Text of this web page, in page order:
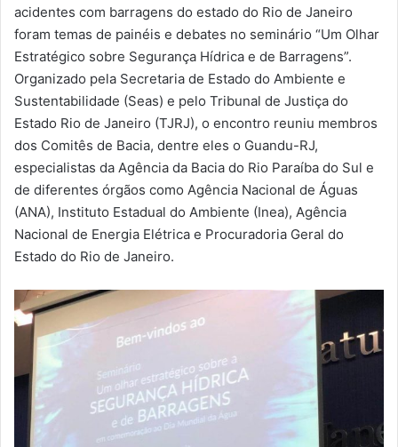
-
m
a
acidentes com barragens do estado do Rio de Janeiro
foram temas de painéis e debates no seminário “Um Olhar
Estratégico sobre Segurança Hídrica e de Barragens”.
Organizado pela Secretaria de Estado do Ambiente e
Sustentabilidade (Seas) e pelo Tribunal de Justiça do
Estado Rio de Janeiro (TJRJ), o encontro reuniu membros
dos Comitês de Bacia, dentre eles o Guandu-RJ,
especialistas da Agência da Bacia do Rio Paraíba do Sul e
de diferentes órgãos como Agência Nacional de Águas
(ANA), Instituto Estadual do Ambiente (Inea), Agência
Nacional de Energia Elétrica e Procuradoria Geral do
Estado do Rio de Janeiro.